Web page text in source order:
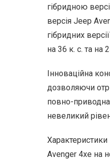
гібридною
версія Jeep
гібридних
на 36 к. с. та на
Інноваційна
дозволяючи
повно-приводна
невеликий
Avenger 4xe на